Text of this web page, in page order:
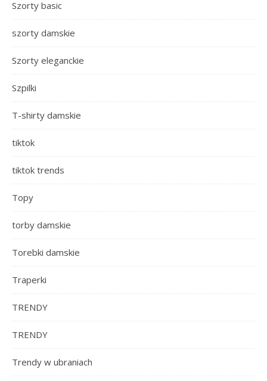
Szorty basic
szorty damskie
Szorty eleganckie
Szpilki
T-shirty damskie
tiktok
tiktok trends
Topy
torby damskie
Torebki damskie
Traperki
TRENDY
TRENDY
Trendy w ubraniach